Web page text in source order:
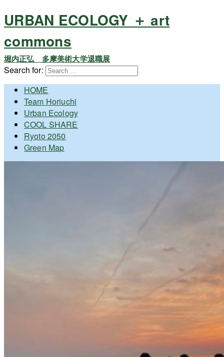
URBAN ECOLOGY ＋ art
commons
堀内正弘 多摩美術大学退職展
Search for:
HOME
Team Horiuchi
Urban Ecology
COOL SHARE
Ryoto 2050
Green Map